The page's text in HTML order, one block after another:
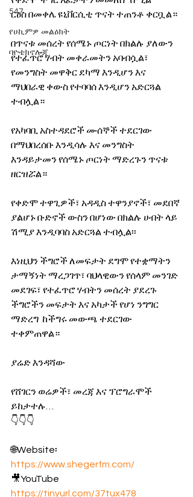
547
የሀኪምዎ መልዕክት
ባዮቴክኖሎጂ
ርዕስ በመቀሌ ዩኒቨርሲቲ ጥናት ተጠንቶ ቀርቧል።
በጥናቱ መሰረት የሰሜኑ ጦርነት በክልሉ ያለውን
የተፈጥሮ ሃብት መቀራመትን አባብሷል፣
የመንግስት መዋቅር ደካማ እንዲሆን እና
ማህበራዊ ቀውስ የተባባሰ እንዲሆን አድርጓል
ተብሏል።
የአካባቢ አስተዳደሮች ሙሰኞች ተደርገው
በማህበረሰቡ እንዲሳሉ እና መንግስት
እንዳይታመን የሰሜኑ ጦርነት ማድረጉን ጥናቱ
ዘርዝሯል።
የቀድሞ ተዋጊዎች፣ አዳዲስ ተዋንያኖች፣ መደበኛ
ያልሆኑ ቡድኖች ውስን በሆነው በክልሉ ሀብት ላይ
ሽሚያ እንዲባባስ አድርጓል ተብሏል፡፡
እነዚህን ችግሮች ለመፍታት ደግሞ የተቋማትን
ታማኝነት ማረጋገጥ፣ ባህላዊውን የሰላም መንገድ
መደገፍ፣ የተፈጥሮ ሃብትን መሰረት ያደረጉ
ችግሮችን መፍታት እና አካታች የሆነ ንግግር
ማድረግ  ከችግሩ መውጫ ተደርገው
ተቀምጠዋል።
ያሬድ እንዳሻው
የሸገርን ወሬዎች፣ መረጃ እና ፕሮግራሞች
ይከታተሉ…
👇👇👇
🌐Website፡
https://www.shegerfm.com/
🎥YouTube
https://tinyurl.com/37tux478